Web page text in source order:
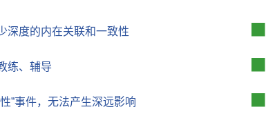
深度的内在关联和一致性
练、辅导
”事件，无法产生深远影响